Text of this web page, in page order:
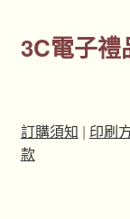
3C電子禮
訂購須知 | 印刷
款